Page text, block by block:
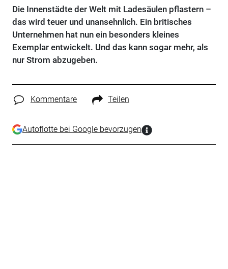
Die Innenstädte der Welt mit Ladesäulen pflastern –
das wird teuer und unansehnlich. Ein britisches
Unternehmen hat nun ein besonders kleines
Exemplar entwickelt. Und das kann sogar mehr, als
nur Strom abzugeben.
Kommentare Teilen
Autoflotte bei Google bevorzugen